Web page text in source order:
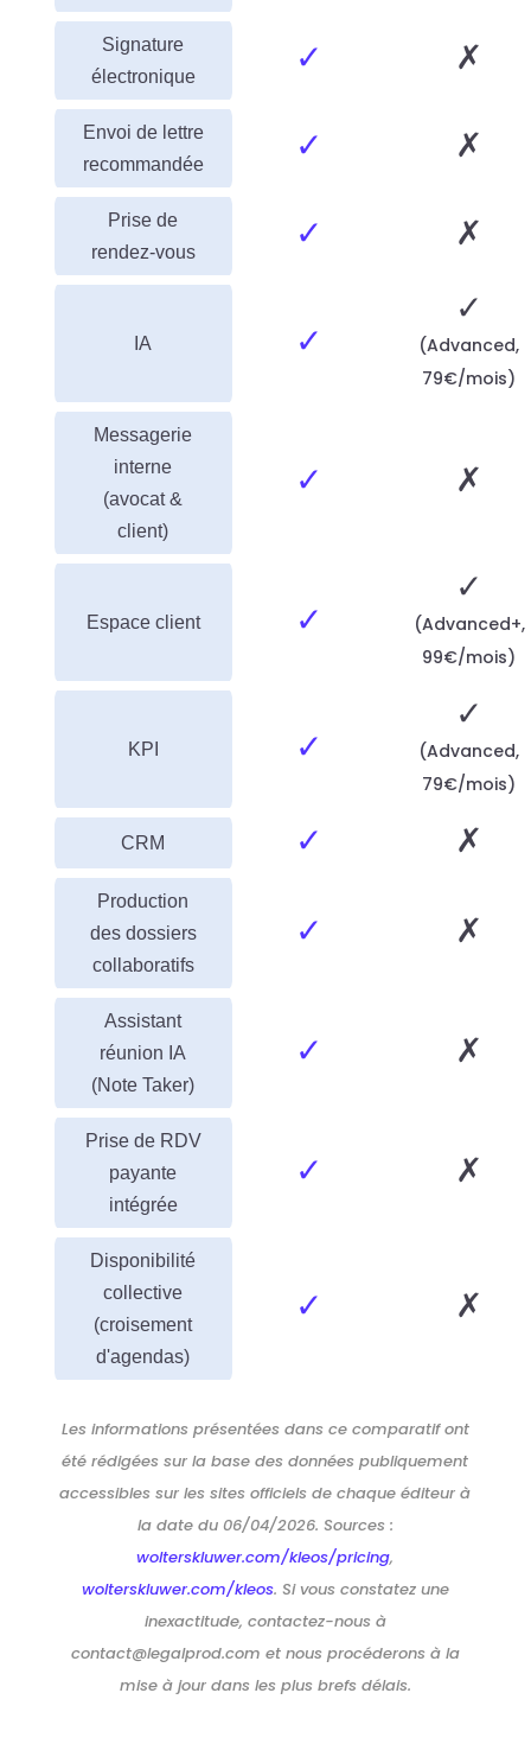
Signature
électronique
✓ ✗
Envoi de lettre
recommandée
✓ ✗
Prise de
rendez-vous
✓ ✗
IA ✓
✓
(Advanced,
79€/mois)
Messagerie
interne
(avocat &
client)
✓ ✗
Espace client ✓
✓
(Advanced+,
99€/mois)
KPI ✓
✓
(Advanced,
79€/mois)
CRM ✓ ✗
Production
des dossiers
collaboratifs
✓ ✗
Assistant
réunion IA
(Note Taker)
✓ ✗
Prise de RDV
payante
intégrée
✓ ✗
Disponibilité
collective
(croisement
d'agendas)
✓ ✗
Les informations présentées dans ce comparatif ont
été rédigées sur la base des données publiquement
accessibles sur les sites officiels de chaque éditeur à
la date du 06/04/2026. Sources :
wolterskluwer.com/kleos/pricing,
wolterskluwer.com/kleos. Si vous constatez une
inexactitude, contactez-nous à
contact@legalprod.com et nous procéderons à la
mise à jour dans les plus brefs délais.